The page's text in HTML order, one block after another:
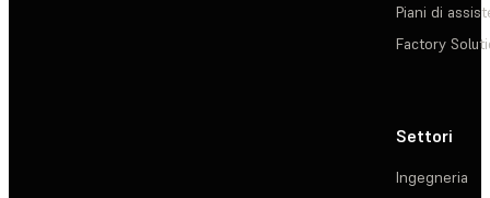
Piani di
Factory
Settori
Ingegneria